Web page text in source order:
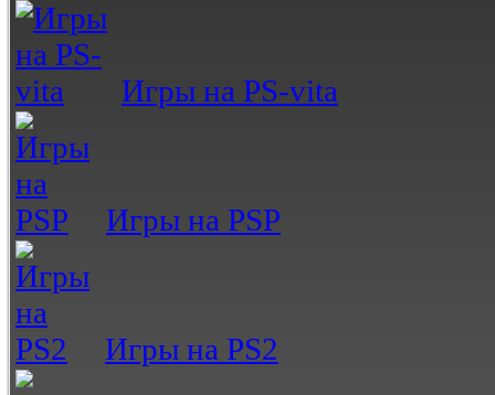
Игры на PS-vita
Игры на PSP
Игры на PS2